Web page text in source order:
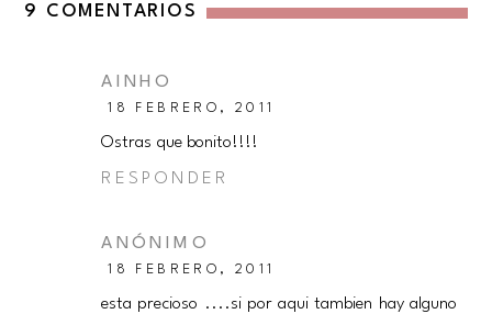
9 COMENTARIOS
AINHO
18 FEBRERO, 2011
Ostras que bonito!!!!
RESPONDER
ANÓNIMO
18 FEBRERO, 2011
esta precioso ....si por aqui tambien hay alguno